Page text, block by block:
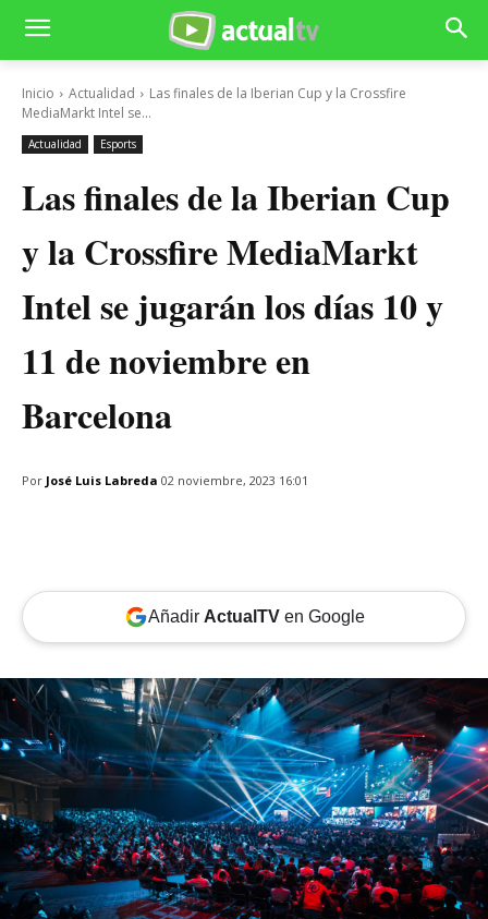
Inicio Actualidad
Las finales de la Iberian Cup y la Crossfire
MediaMarkt Intel se...
Actualidad Esports
Las finales de la Iberian Cup
y la Crossfire MediaMarkt
Intel se jugarán los días 10 y
11 de noviembre en
Barcelona
Por José Luis Labreda 02 noviembre, 2023 16:01
Añadir ActualTVen Google